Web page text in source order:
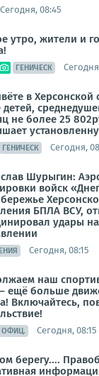
Сегодня, 08:45
утро, жители и
ГЕНИЧЕСК
в Херсонской
детей,
не более 25
ГЕНИЧЕСК Сегодня,
Шурыгин:
войск
БПЛА ВСУ,
удары
Сегодня, 08:15
наш
ещё больше
Включайтесь,
ОФИЦ. Сегодня, 08:15
берегу....